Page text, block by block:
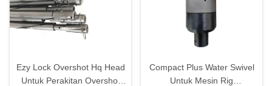
Ezy Lock Overshot Hq Head
Untuk Perakitan Overshot
Compact Plus Water Swivel
Untuk Mesin Rig